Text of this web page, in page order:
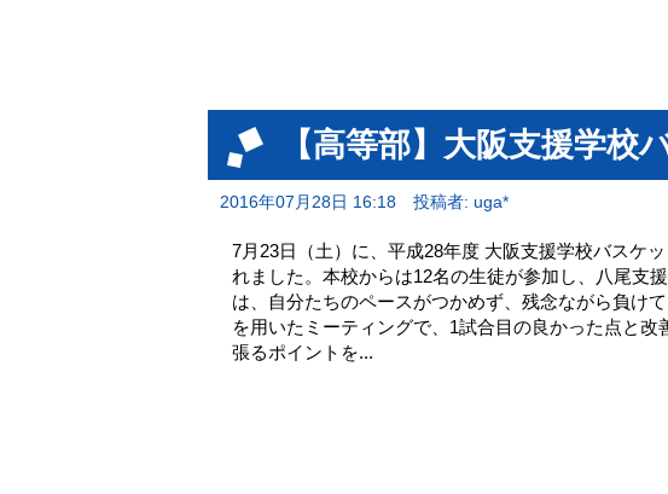
【高等部】大阪支援学校
2016年07月28日 16:18 投稿者: uga*
7月23日（土）に、平成28年度 大阪支援学校バスケ
れました。本校からは12名の生徒が参加し、八尾支
は、自分たちのペースがつかめず、残念ながら負け
を用いたミーティングで、1試合目の良かった点と
張るポイントを...